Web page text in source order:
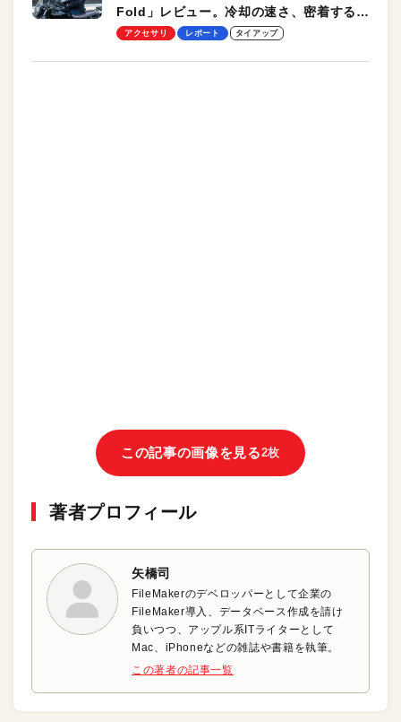
Fold」レビュー。冷却の速さ、密着する冷
却プレート、シンプルな操作性がグッド！
アクセサリ レポート タイアップ
この記事の画像を見る2枚
著者プロフィール
矢橋司
FileMakerのデベロッパーとして企業の
FileMaker導入、データベース作成を請け
負いつつ、アップル系ITライターとして
Mac、iPhoneなどの雑誌や書籍を執筆。
この著者の記事一覧